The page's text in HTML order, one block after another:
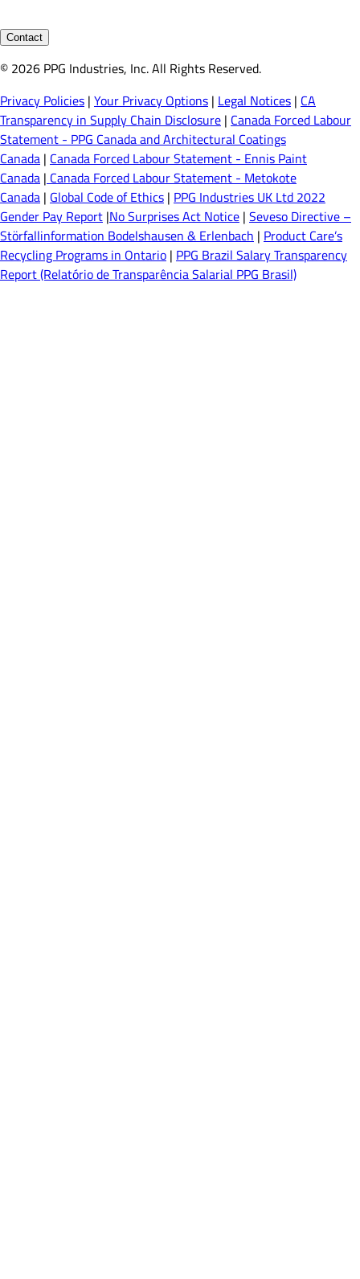
Contact
© 2026 PPG Industries, Inc. All Rights Reserved.
Privacy Policies | Your Privacy Options | Legal Notices | CA
Transparency in Supply Chain Disclosure | Canada Forced Labour
Statement - PPG Canada and Architectural Coatings
Canada | Canada Forced Labour Statement - Ennis Paint
Canada | Canada Forced Labour Statement - Metokote
Canada | Global Code of Ethics | PPG Industries UK Ltd 2022
Gender Pay Report |No Surprises Act Notice | Seveso Directive –
Störfallinformation Bodelshausen & Erlenbach | Product Care’s
Recycling Programs in Ontario | PPG Brazil Salary Transparency
Report (Relatório de Transparência Salarial PPG Brasil)